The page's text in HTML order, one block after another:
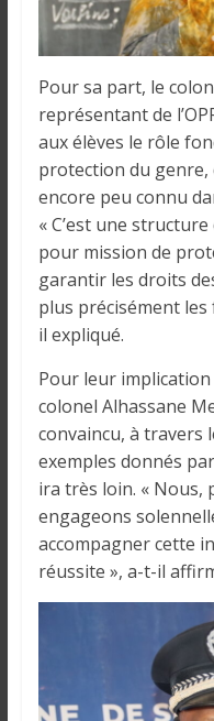
Pour sa part, le
représentant de
aux élèves le rôle
protection du genre,
encore peu connu
« C’est une
pour mission de
garantir les droits
plus précisément
il expliqué.
Pour leur
colonel Alhassane
convaincu, à travers
exemples donnés
ira très loin. « Nous,
engageons
accompagner cette
réussite », a-t-il